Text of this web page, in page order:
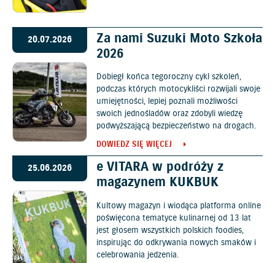
20.07.2026
Za nami Suzuki Moto Szkoła
2026
Dobiegł końca tegoroczny cykl szkoleń,
podczas których motocykliści rozwijali swoje
umiejętności, lepiej poznali możliwości
swoich jednośladów oraz zdobyli wiedzę
podwyższającą bezpieczeństwo na drogach.
DOWIEDZ SIĘ WIĘCEJ
25.06.2026
e VITARA w podróży z
magazynem KUKBUK
Kultowy magazyn i wiodąca platforma online
poświęcona tematyce kulinarnej od 13 lat
jest głosem wszystkich polskich foodies,
inspirując do odkrywania nowych smaków i
celebrowania jedzenia.